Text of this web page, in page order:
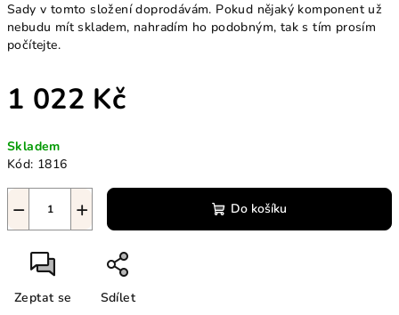
Sady v tomto složení doprodávám. Pokud nějaký komponent už
nebudu mít skladem, nahradím ho podobným, tak s tím prosím
počítejte.
1 022 Kč
cena:
Skladem
Kód: 1816
+
− Do košíku
Zeptat se Sdílet